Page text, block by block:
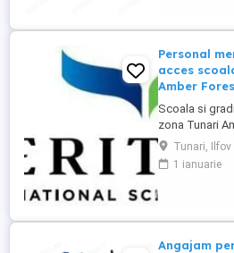
Personal
acces
Amber
Scoala si
zona Tunari
cauta 1
responsabila
cladiri si
Tunari, Ilfov
1 ianuarie
Angajam